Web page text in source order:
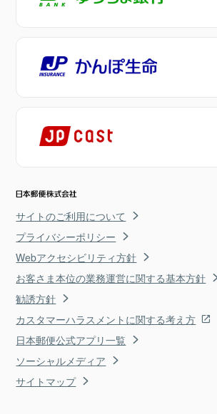
サイトのご利用について
プライバシーポリシー
Webアクセシビリティ方針
お客さま本位の業務運営に関する基本方針
勧誘方針
カスタマーハラスメントに関する考え方
日本郵便公式アプリ一覧
ソーシャルメディア
サイトマップ